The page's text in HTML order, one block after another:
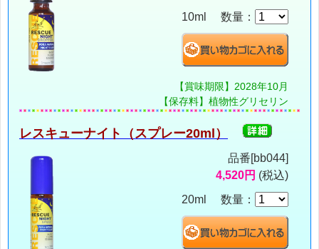
10ml 数量：
【賞味期限】2028年10月
【保存料】植物性グリセリン
レスキューナイト（スプレー20ml）
品番[bb044]
4,520円 (税込)
20ml 数量：